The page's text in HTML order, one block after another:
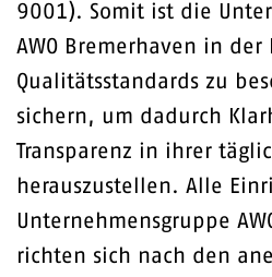
9001). Somit ist die
AWO Bremerhaven in der
Qualitätsstandards zu
sichern, um dadurch
Transparenz in ihrer
herauszustellen. Alle
Unternehmensgruppe
richten sich nach den